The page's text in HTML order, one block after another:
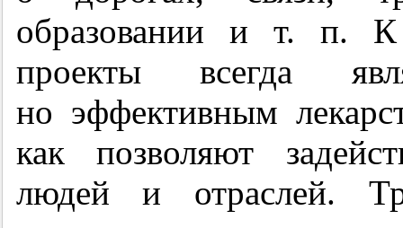
образовании и т. п. К
проекты всегда
но эффективным
как позволяют
людей и отраслей.